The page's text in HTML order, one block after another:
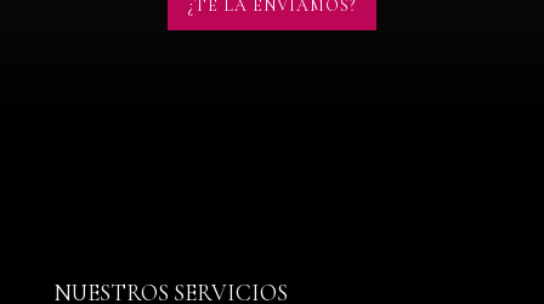
¿TE LA ENVIAMOS?
NUESTROS SERVICIOS